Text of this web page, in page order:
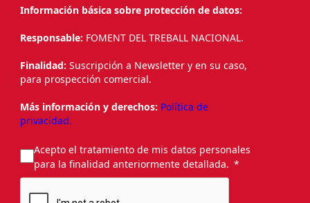
Información básica sobre protección de datos:
Responsable: FOMENT DEL TREBALL NACIONAL.
Finalidad: Suscripción a Newsletter y en su caso,
para prospección comercial.
Más información y derechos: Política de
privacidad.
Acepto el tratamiento de mis datos personales
para la finalidad anteriormente detallada.